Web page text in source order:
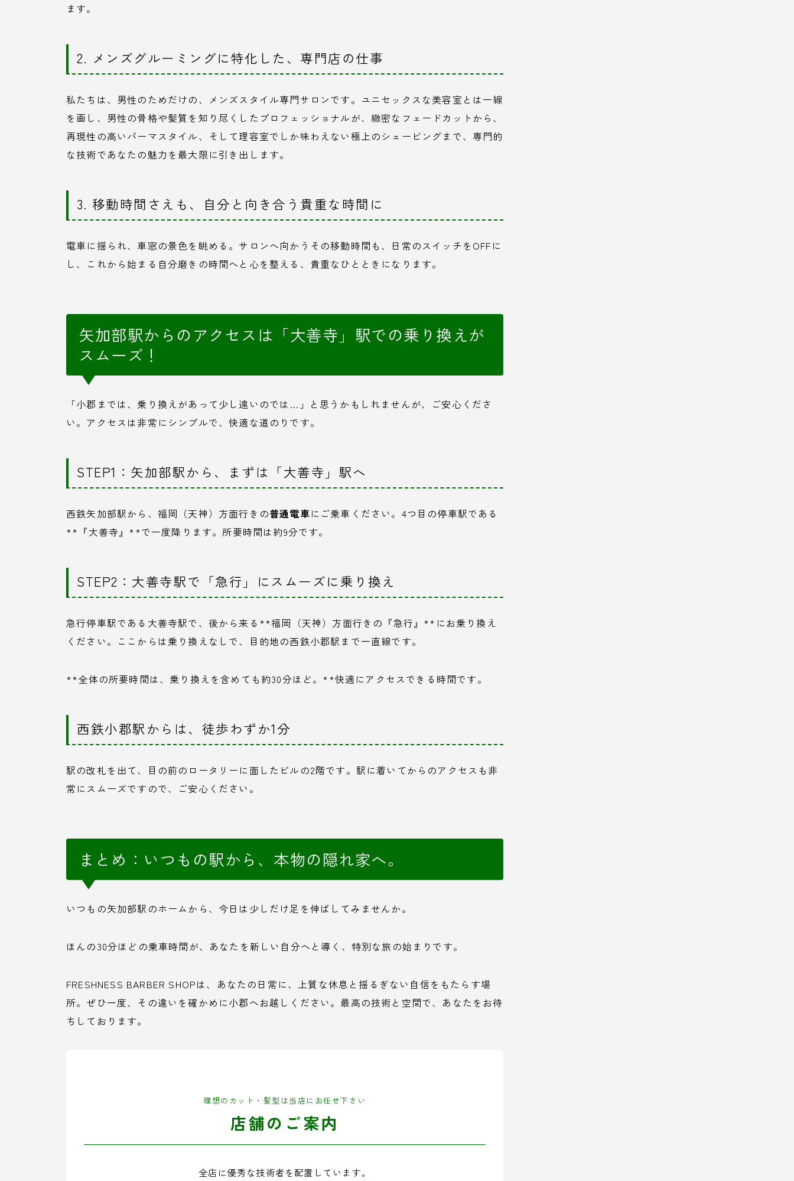
ます。
2. メンズグルーミングに特化した、専門店の仕事
私たちは、男性のためだけの、メンズスタイル専門サロンです。ユニセックスな美容室とは一線
を画し、男性の骨格や髪質を知り尽くしたプロフェッショナルが、緻密なフェードカットから、
再現性の高いパーマスタイル、そして理容室でしか味わえない極上のシェービングまで、専門的
な技術であなたの魅力を最大限に引き出します。
3. 移動時間さえも、自分と向き合う貴重な時間に
電車に揺られ、車窓の景色を眺める。サロンへ向かうその移動時間も、日常のスイッチをOFFに
し、これから始まる自分磨きの時間へと心を整える、貴重なひとときになります。
矢加部駅からのアクセスは「大善寺」駅での乗り換えが
スムーズ！
「小郡までは、乗り換えがあって少し遠いのでは…」と思うかもしれませんが、ご安心くださ
い。アクセスは非常にシンプルで、快適な道のりです。
STEP1：矢加部駅から、まずは「大善寺」駅へ
西鉄矢加部駅から、福岡（天神）方面行きの普通電車にご乗車ください。4つ目の停車駅である
**『大善寺』**で一度降ります。所要時間は約9分です。
STEP2：大善寺駅で「急行」にスムーズに乗り換え
急行停車駅である大善寺駅で、後から来る**福岡（天神）方面行きの『急行』**にお乗り換え
ください。ここからは乗り換えなしで、目的地の西鉄小郡駅まで一直線です。
**全体の所要時間は、乗り換えを含めても約30分ほど。**快適にアクセスできる時間です。
西鉄小郡駅からは、徒歩わずか1分
駅の改札を出て、目の前のロータリーに面したビルの2階です。駅に着いてからのアクセスも非
常にスムーズですので、ご安心ください。
まとめ：いつもの駅から、本物の隠れ家へ。
いつもの矢加部駅のホームから、今日は少しだけ足を伸ばしてみませんか。
ほんの30分ほどの乗車時間が、あなたを新しい自分へと導く、特別な旅の始まりです。
FRESHNESS BARBER SHOPは、あなたの日常に、上質な休息と揺るぎない自信をもたらす場
所。ぜひ一度、その違いを確かめに小郡へお越しください。最高の技術と空間で、あなたをお待
ちしております。
理想のカット・髪型は当店にお任せ下さい
店舗のご案内
全店に優秀な技術者を配置しています。